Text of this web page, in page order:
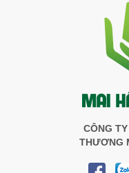
CÔNG
THƯƠNG